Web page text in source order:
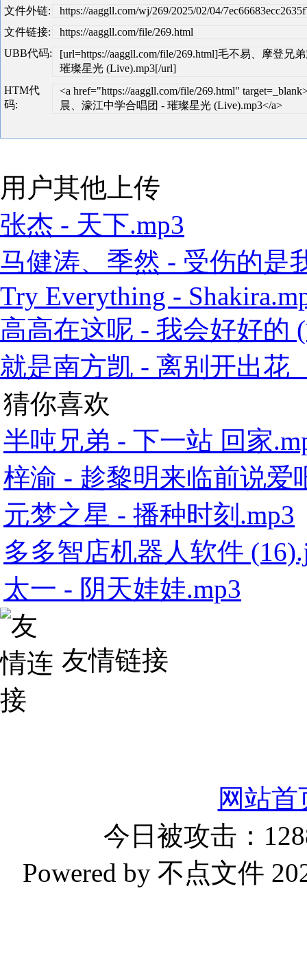
文件外链:
https://aaggll.com/wj/269/2025/02/04/
文件链接:
https://aaggll.com/file/269.html
UBB代码:
[url=https://aaggll.com/file/269.html]毛不易、摩登兄
璀璨星光 (Live).mp3[/url]
HTM代
码:
<a href="https://aaggll.com/file/269.html"
晨、濠江中学合唱团 - 璀璨星光 (Live).mp3</a>
用户其他上传
张杰 - 天下.mp3
马健涛、季然 - 受伤的是
Try Everything -
高高在这呢 - 我会好好的
就是南方凯 - 离别开出花
猜你喜欢
半吨兄弟 - 下一站 回家
梓渝 - 趁黎明来临前说爱
元梦之星 - 播种时刻.mp3
多多智店机器人软件
太一 - 阴天娃娃.mp3
友情链接
网站首
今日被攻击：
Powered by 不点文件